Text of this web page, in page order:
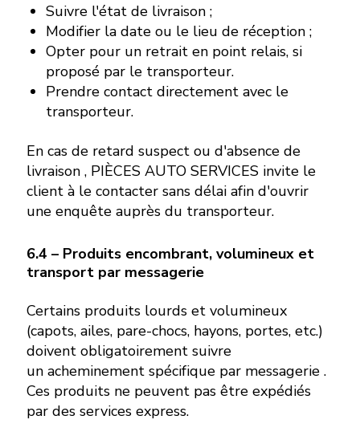
Suivre l'état de livraison ;
Modifier la date ou le lieu de réception ;
Opter pour un retrait en point relais, si
proposé par le transporteur.
Prendre contact directement avec le
transporteur.
En cas de retard suspect ou d'absence de
livraison , PIÈCES AUTO SERVICES invite le
client à le contacter sans délai afin d'ouvrir
une enquête auprès du transporteur.
6.4 – Produits encombrant, volumineux et
transport par messagerie
Certains produits lourds et volumineux
(capots, ailes, pare-chocs, hayons, portes, etc.)
doivent obligatoirement suivre
un acheminement spécifique par messagerie .
Ces produits ne peuvent pas être expédiés
par des services express.